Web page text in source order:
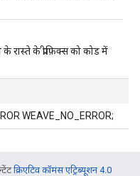
के प्रीफ़िक्स को कोड में
WEAVE_NO_ERROR;
क्रिएटिव कॉमंस एट्रिब्यूशन 4.0